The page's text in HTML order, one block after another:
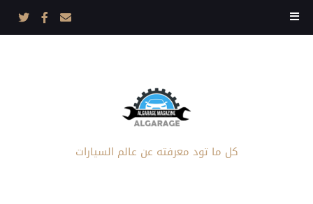
كل ما تود معرفته عن عالم السيارات